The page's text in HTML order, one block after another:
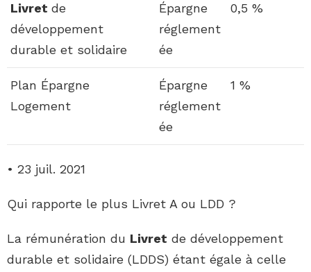
Livret de
développement
durable et solidaire
Épargne
réglement
ée
0,5 %
Plan Épargne
Logement
Épargne
réglement
ée
1 %
• 23 juil. 2021
Qui rapporte le plus Livret A ou LDD ?
La rémunération du Livret de développement
durable et solidaire (LDDS) étant égale à celle